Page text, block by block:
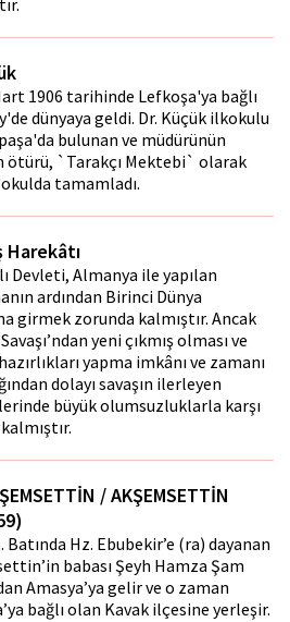
1906 tarihinde Lefkoşa'ya bağlı
dünyaya geldi. Dr. Küçük ilkokulu
bulunan ve müdürünün
ötürü, `Tarakçı Mektebi` olarak
tamamladı.
Harekâtı
Devleti, Almanya ile yapılan
ardından Birinci Dünya
girmek zorunda kalmıştır. Ancak
yeni çıkmış olması ve
yapma imkânı ve zamanı
dolayı savaşın ilerleyen
büyük olumsuzluklarla karşı
/ AKŞEMSETTİN
Batında Hz. Ebubekir’e (ra) dayanan
babası Şeyh Hamza Şam
Amasya’ya gelir ve o zaman
bağlı olan Kavak ilçesine yerleşir.